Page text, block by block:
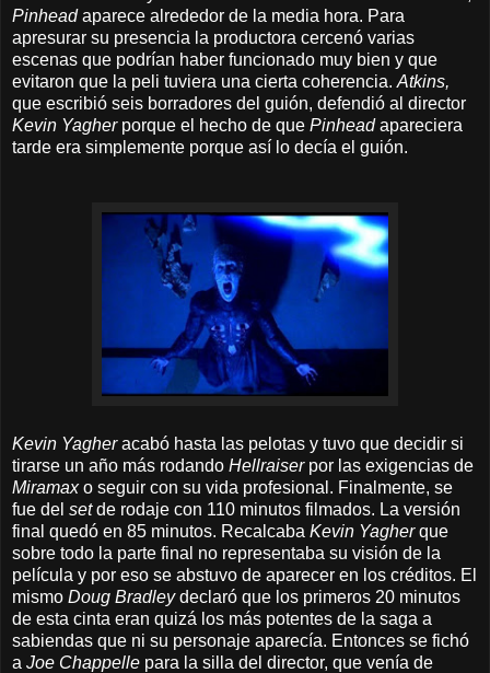
Pinheadaparece alrededor de la media hora. Para
apresurar su presencia la productora cercenó varias
escenas que podrían haber funcionado muy bien y que
evitaron que la peli tuviera una cierta coherencia. Atkins,
que escribió seis borradores del guión, defendió al director
Kevin Yagherporque el hecho de que Pinheadapareciera
tarde era simplemente porque así lo decía el guión.
Kevin Yagheracabó hasta las pelotas y tuvo que decidir si
tirarse un año más rodando Hellraiser por las exigencias de
Miramaxo seguir con su vida profesional. Finalmente, se
fue del setde rodaje con 110 minutos filmados. La versión
final quedó en 85 minutos. Recalcaba Kevin Yagherque
sobre todo la parte final no representaba su visión de la
película y por eso se abstuvo de aparecer en los créditos. El
mismo Doug Bradleydeclaró que los primeros 20 minutos
de esta cinta eran quizá los más potentes de la saga a
sabiendas que ni su personaje aparecía. Entonces se fichó
a Joe Chappelle para la silla del director, que venía de